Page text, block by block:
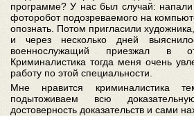
программе? У нас был случай: напали
фоторобот подозреваемого на
опознать. Потом пригласили
и через несколько дней
военнослужащий приезжал в
Криминалистика тогда меня очень
работу по этой специальности.
Мне нравится криминалистика
подытоживаем всю
достоверность доказательств и сами